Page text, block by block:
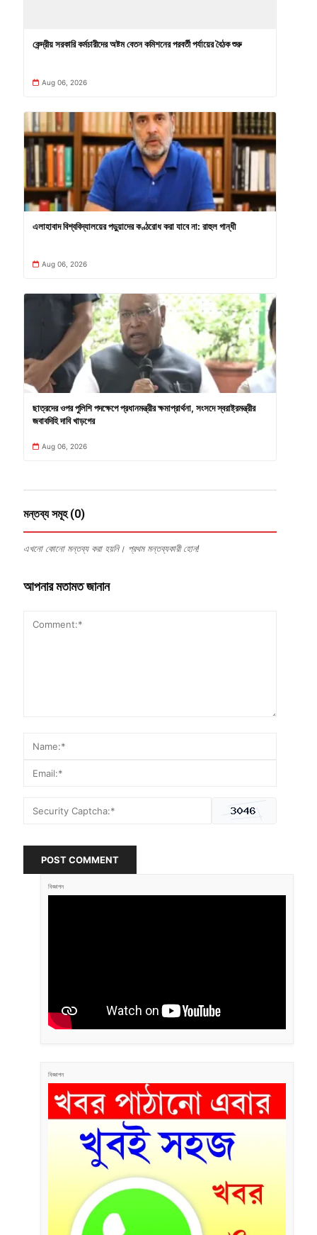
কেন্দ্রীয় সরকারি কর্মচারীদের অষ্টম বেতন কমিশনের পরবর্তী পর্যায়ের বৈঠক শুরু
Aug 06, 2026
এলাহাবাদ বিশ্ববিদ্যালয়ের পড়ুয়াদের কণ্ঠরোধ করা যাবে না: রাহুল গান্ধী
Aug 06, 2026
ছাত্রদের ওপর পুলিশি পদক্ষেপে প্রধানমন্ত্রীর ক্ষমাপ্রার্থনা, সংসদে স্বরাষ্ট্রমন্ত্রীর
জবাবদিহি দাবি খাড়গের
Aug 06, 2026
মন্তব্য সমূহ (0)
এখনো কোনো মন্তব্য করা হয়নি। প্রথম মন্তব্যকারী হোন!
আপনার মতামত জানান
POST COMMENT
বিজ্ঞাপন
বিজ্ঞাপন